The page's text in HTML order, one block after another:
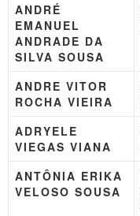
ANDRÉ
EMANUEL
ANDRADE DA
SILVA SOUSA
ANDRE VITOR
ROCHA VIEIRA
ADRYELE
VIEGAS VIANA
ANTÔNIA ERIKA
VELOSO SOUSA